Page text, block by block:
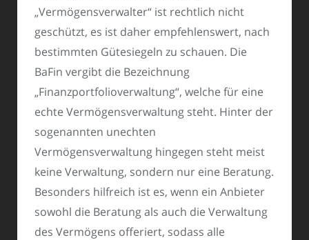
„Vermögensverwalter“ ist rechtlich nicht
geschützt, es ist daher empfehlenswert, nach
bestimmten Gütesiegeln zu schauen. Die
BaFin vergibt die Bezeichnung
„Finanzportfolioverwaltung“, welche für eine
echte Vermögensverwaltung steht. Hinter der
sogenannten unechten
Vermögensverwaltung hingegen steht meist
keine Verwaltung, sondern nur eine Beratung.
Besonders hilfreich ist es, wenn ein Anbieter
sowohl die Beratung als auch die Verwaltung
des Vermögens offeriert, sodass alle